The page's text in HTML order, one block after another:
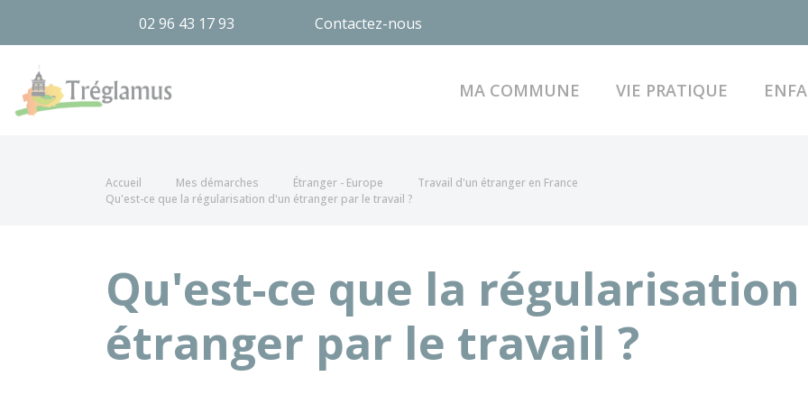
02 96 43 17 93 Contactez-nous
MA COMMUNE VIE PRATIQUE
Accueil Mes démarches Étranger - Europe
Travail d'un étranger en France
Qu'est-ce que la régularisation d'un étranger par le travail ?
Qu'est-ce que la
étranger par le travail ?